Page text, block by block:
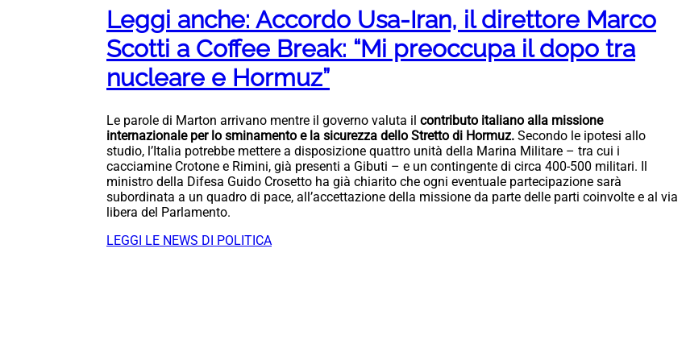
Leggi anche: Accordo Usa-Iran, il direttore Marco
Scotti a Coffee Break: “Mi preoccupa il dopo tra
nucleare e Hormuz”
Le parole di Marton arrivano mentre il governo valuta il contributo italiano alla missione
internazionale per lo sminamento e la sicurezza dello Stretto di Hormuz. Secondo le ipotesi allo
studio, l’Italia potrebbe mettere a disposizione quattro unità della Marina Militare – tra cui i
cacciamine Crotone e Rimini, già presenti a Gibuti – e un contingente di circa 400-500 militari. Il
ministro della Difesa Guido Crosetto ha già chiarito che ogni eventuale partecipazione sarà
subordinata a un quadro di pace, all’accettazione della missione da parte delle parti coinvolte e al via
libera del Parlamento.
LEGGI LE NEWS DI POLITICA